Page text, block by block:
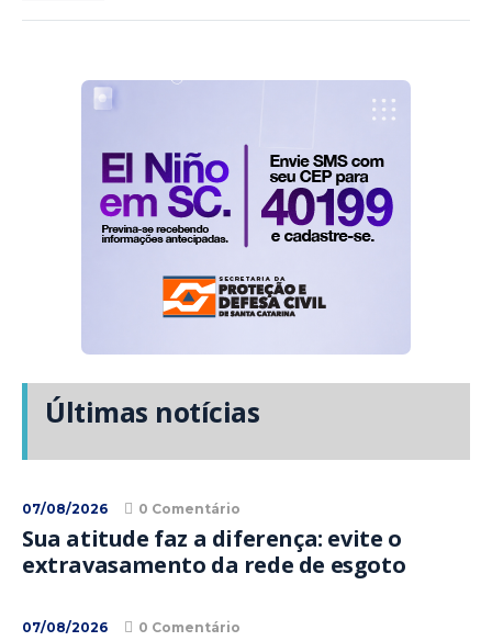
Últimas notícias
07/08/2026 0 Comentário
Sua atitude faz a diferença: evite o
extravasamento da rede de esgoto
07/08/2026 0 Comentário